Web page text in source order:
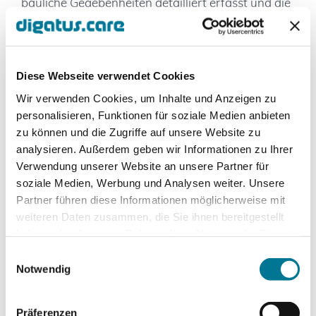
Diese Webseite verwendet Cookies
Wir verwenden Cookies, um Inhalte und Anzeigen zu
personalisieren, Funktionen für soziale Medien anbieten
zu können und die Zugriffe auf unsere Website zu
analysieren. Außerdem geben wir Informationen zu Ihrer
Verwendung unserer Website an unsere Partner für
soziale Medien, Werbung und Analysen weiter. Unsere
Partner führen diese Informationen möglicherweise mit
weiteren Daten zusammen, die Sie ihnen bereitgestellt
Notwendig
Präferenzen
Anforderungen verschiedener Stakeholder – von
der Geschäftsführung bis zur technischen
gesetzlichen Compliance-Vorgaben als öffentliche
Verzögerungen zu vermeiden, unterstützte
digatus zudem im komplexen
Ausschreibungsprozess.
Nach intensiver Marktrecherche fiel die Wahl auf
ein innovatives Produkt des Herstellers Yealink: Ein
multifunktionaler Fernseher mit integrierten
Funktionen wie Mikrofon, Touchscreen und
einsetzen lässt. Die Pilotierung in zwei
Referenzräumen ermöglichte eine detaillierte